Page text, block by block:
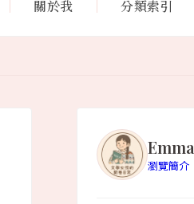
關於我 分類索引
Emma
瀏覽簡介